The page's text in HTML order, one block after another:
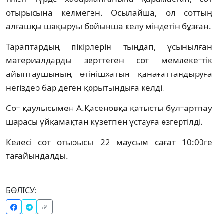
отырысына келмеген. Осылайша, ол соттың
алғашқы шақыруы бойынша келу міндетін бұзған.
Тараптардың пікірлерін тыңдап, ұсынылған
материалдарды зерттеген сот мемлекеттік
айыптаушының өтінішхатын қанағаттандыруға
негіздер бар деген қорытындыға келді.
Сот қаулысымен А.Қасеновқа қатысты бұлтартпау
шарасы үйқамақтан күзетпен ұстауға өзгертілді.
Келесі сот отырысы 22 маусым сағат 10:00ге
тағайындалды.
БӨЛІСУ: